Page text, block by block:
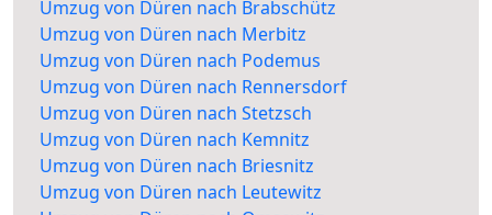
Umzug von Düren nach Brabschütz
Umzug von Düren nach Merbitz
Umzug von Düren nach Podemus
Umzug von Düren nach Rennersdorf
Umzug von Düren nach Stetzsch
Umzug von Düren nach Kemnitz
Umzug von Düren nach Briesnitz
Umzug von Düren nach Leutewitz